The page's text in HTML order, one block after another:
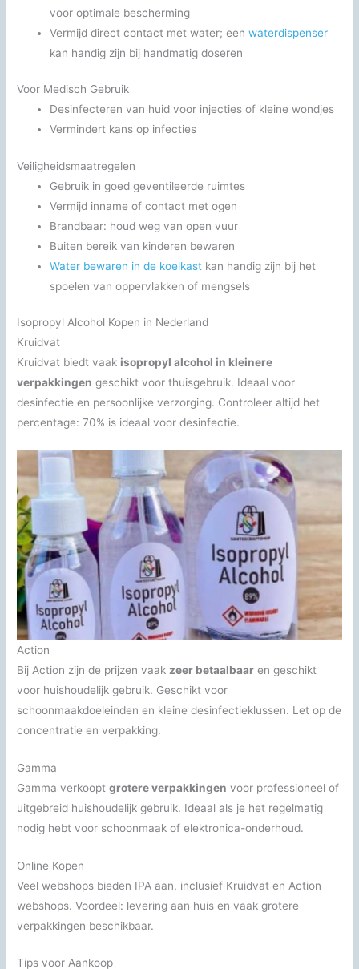
voor optimale bescherming
Vermijd direct contact met water; eenwaterdispenser
kan handig zijn bij handmatig doseren
Voor Medisch Gebruik
Desinfecteren van huid voor injecties of kleine wondjes
Vermindert kans op infecties
Veiligheidsmaatregelen
Gebruik in goed geventileerde ruimtes
Vermijd inname of contact met ogen
Brandbaar: houd weg van open vuur
Buiten bereik van kinderen bewaren
Water bewaren in de koelkast kan handig zijn bij het
spoelen van oppervlakken of mengsels
Isopropyl Alcohol Kopen in Nederland
Kruidvat
Kruidvat biedt vaak isopropyl alcohol in kleinere
verpakkingen geschikt voor thuisgebruik. Ideaal voor
desinfectie en persoonlijke verzorging. Controleer altijd het
percentage: 70% is ideaal voor desinfectie.
Action
Bij Action zijn de prijzen vaak zeer betaalbaar en geschikt
voor huishoudelijk gebruik. Geschikt voor
schoonmaakdoeleinden en kleine desinfectieklussen. Let op de
concentratie en verpakking.
Gamma
Gamma verkooptgrotere verpakkingen voor professioneel of
uitgebreid huishoudelijk gebruik. Ideaal als je het regelmatig
nodig hebt voor schoonmaak of elektronica-onderhoud.
Online Kopen
Veel webshops bieden IPA aan, inclusief Kruidvat en Action
webshops. Voordeel: levering aan huis en vaak grotere
verpakkingen beschikbaar.
Tips voor Aankoop